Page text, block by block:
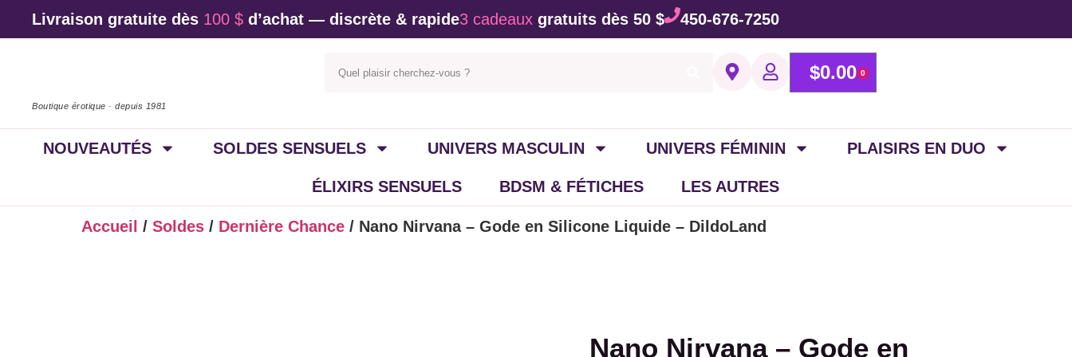
Livraison gratuite dès 100 $ d’achat — discrète & rapide3 cadeaux gratuits dès 50 $ 450-676-7250
Boutique érotique · depuis 1981
$0.00 0
NOUVEAUTÉS SOLDES SENSUELS UNIVERS MASCULIN UNIVERS FÉMININ PLAISIRS EN DUO
ÉLIXIRS SENSUELS BDSM & FÉTICHES LES AUTRES
Accueil / Soldes / Dernière Chance / Nano Nirvana – Gode en Silicone Liquide – DildoLand
Nano Nirvana – Gode en